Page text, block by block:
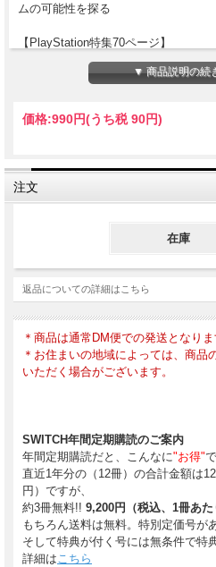
ムの可能性を探る
【PlayStation特集70ページ】
・米津玄師インタビュー
・様々な表現者たちが語る、越境す
2022年2月20日発行
▼ 商品説明の続
価格:990円(うち税 90円)
注文
在庫
返品についての詳細はこちら
＊商品は通常DM便での発送となりま
＊お住まいの地域によっては、商品
いただく場合がございます。
SWITCH年間定期購読のご案内
年間定期購読だと、こんなに"お得"
直近1年分の（12冊）の合計金額は
円）ですが、
約3冊無料!! 9,200円（税込、1冊あた
もちろん送料は無料。特別定価号が
そして特典が付く号には無条件で特
詳細はこちら